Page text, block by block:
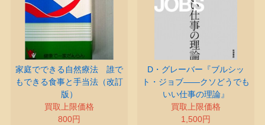
家庭でできる自然療法 誰で
もできる食事と手当法（改訂
版）
買取上限価格
800円
D・グレーバー『ブルシッ
ト・ジョブ――クソどうでも
いい仕事の理論』
買取上限価格
1,500円